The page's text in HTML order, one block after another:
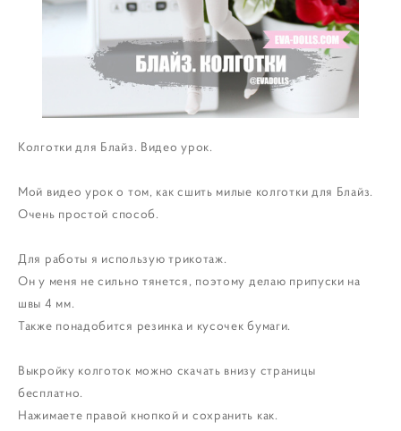
Колготки для Блайз. Видео урок.
Мой видео урок о том, как сшить милые колготки для Блайз.
Очень простой способ.
Для работы я использую трикотаж.
Он у меня не сильно тянется, поэтому делаю припуски на
швы 4 мм.
Также понадобится резинка и кусочек бумаги.
Выкройку колготок можно скачать внизу страницы
бесплатно.
Нажимаете правой кнопкой и сохранить как.